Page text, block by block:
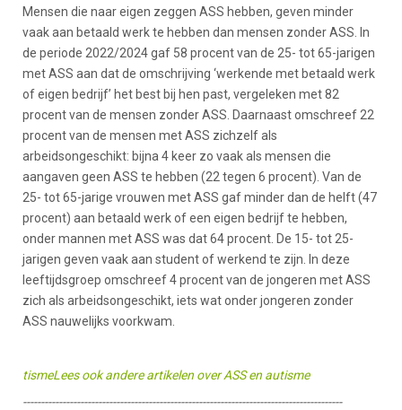
Mensen die naar eigen zeggen ASS hebben, geven minder
vaak aan betaald werk te hebben dan mensen zonder ASS. In
de periode 2022/2024 gaf 58 procent van de 25- tot 65-jarigen
met ASS aan dat de omschrijving ‘werkende met betaald werk
of eigen bedrijf’ het best bij hen past, vergeleken met 82
procent van de mensen zonder ASS. Daarnaast omschreef 22
procent van de mensen met ASS zichzelf als
arbeidsongeschikt: bijna 4 keer zo vaak als mensen die
aangaven geen ASS te hebben (22 tegen 6 procent). Van de
25- tot 65-jarige vrouwen met ASS gaf minder dan de helft (47
procent) aan betaald werk of een eigen bedrijf te hebben,
onder mannen met ASS was dat 64 procent. De 15- tot 25-
jarigen geven vaak aan student of werkend te zijn. In deze
leeftijdsgroep omschreef 4 procent van de jongeren met ASS
zich als arbeidsongeschikt, iets wat onder jongeren zonder
ASS nauwelijks voorkwam.
tismeLees ook andere artikelen over ASS en autisme
-----------------------------------------------------------------------------------------